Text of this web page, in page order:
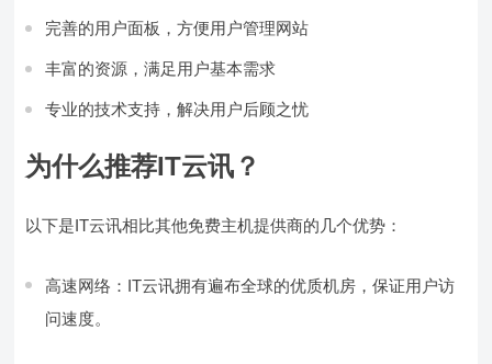
完善的用户面板，方便用户管理网站
丰富的资源，满足用户基本需求
专业的技术支持，解决用户后顾之忧
为什么推荐IT云讯？
以下是IT云讯相比其他免费主机提供商的几个优势：
高速网络：IT云讯拥有遍布全球的优质机房，保证用户访
问速度。